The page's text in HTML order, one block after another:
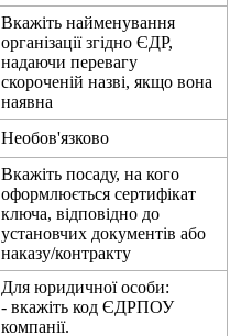
Вкажіть найменування
організації згідно ЄДР,
надаючи перевагу
скороченій назві, якщо вона
наявна
Необов'язково
Вкажіть посаду, на кого
оформлюється сертифікат
ключа, відповідно до
установчих документів або
наказу/контракту
Для юридичної особи:
- вкажіть код ЄДРПОУ
компанії.